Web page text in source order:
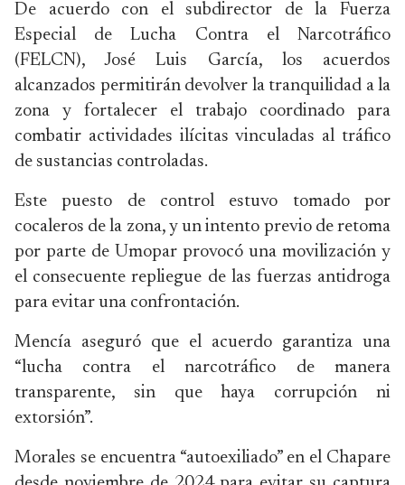
De acuerdo con el subdirector de la Fuerza
Especial de Lucha Contra el Narcotráfico
(FELCN), José Luis García, los acuerdos
alcanzados permitirán devolver la tranquilidad a la
zona y fortalecer el trabajo coordinado para
combatir actividades ilícitas vinculadas al tráfico
de sustancias controladas.
Este puesto de control estuvo tomado por
cocaleros de la zona, y un intento previo de retoma
por parte de Umopar provocó una movilización y
el consecuente repliegue de las fuerzas antidroga
para evitar una confrontación.
Mencía aseguró que el acuerdo garantiza una
“lucha contra el narcotráfico de manera
transparente, sin que haya corrupción ni
extorsión”.
Morales se encuentra “autoexiliado” en el Chapare